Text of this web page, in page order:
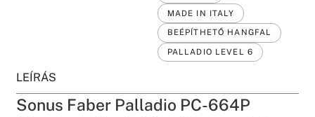
MADE IN ITALY
BEÉPÍTHETŐ HANGFAL
PALLADIO LEVEL 6
LEÍRÁS
Sonus Faber Palladio PC-664P